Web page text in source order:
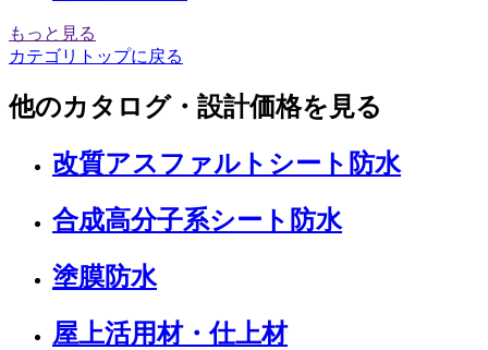
もっと見る
カテゴリトップに戻る
他のカタログ・設計価格を見る
改質アスファルトシート防水
合成高分子系シート防水
塗膜防水
屋上活用材・仕上材